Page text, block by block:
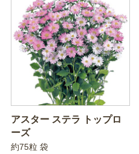
アスター ステラ トップロ
ーズ
約75粒 袋